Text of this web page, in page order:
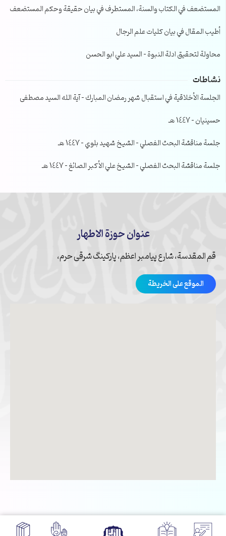
المستضعف في الكتاب والسنة، المستطرف في بيان حقيقة وحكم المستضعف
أطيب المقال في بيان كليات علم الرجال
محاولة لتحقيق ادلة النبوة – السيد علي ابو الحسن
نشاطات
الجلسة الأخلاقية في استقبال شهر رمضان المبارك – آية الله السيد مصطفى
حسينيان – 1447 هـ
جلسة مناقشة البحث الفصلي – الشيخ شهيد بلوي – 1447 هـ
جلسة مناقشة البحث الفصلي – الشيخ علي الأكبر الصائغ – 1447 هـ
عنوان حوزة الاطهار
قم المقدسة، شارع پیامبر اعظم، پارکینگ شرقی حرم،
الموقع على الخريطة